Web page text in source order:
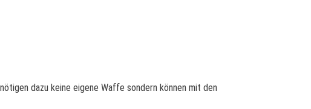
dazu keine eigene Waffe sondern können mit den